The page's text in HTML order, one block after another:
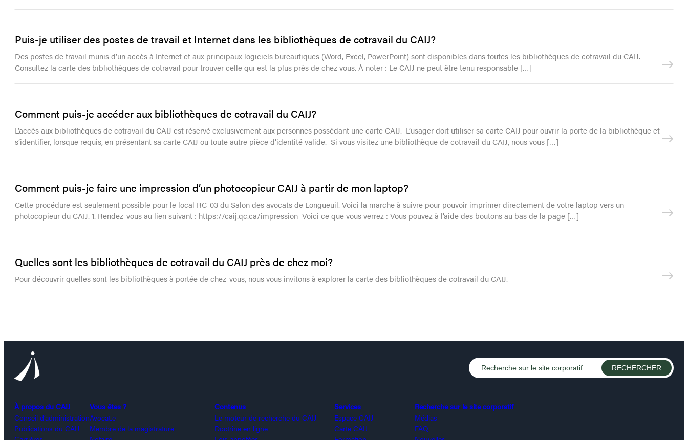
Puis-je utiliser des postes de travail et Internet dans les bibliothèques de cotravail du CAIJ?
Des postes de travail munis d’un accès à Internet et aux principaux logiciels bureautiques (Word, Excel, PowerPoint) sont disponibles dans toutes les bibliothèques de cotravail du CAIJ.
Consultez la carte des bibliothèques de cotravail pour trouver celle qui est la plus près de chez vous. À noter : Le CAIJ ne peut être tenu responsable […]
Comment puis-je accéder aux bibliothèques de cotravail du CAIJ?
L’accès aux bibliothèques de cotravail du CAIJ est réservé exclusivement aux personnes possédant une carte CAIJ. L’usager doit utiliser sa carte CAIJ pour ouvrir la porte de la bibliothèque et
s’identifier, lorsque requis, en présentant sa carte CAIJ ou toute autre pièce d’identité valide. Si vous visitez une bibliothèque de cotravail du CAIJ, nous vous […]
Comment puis-je faire une impression d’un photocopieur CAIJ à partir de mon laptop?
Cette procédure est seulement possible pour le local RC-03 du Salon des avocats de Longueuil. Voici la marche à suivre pour pouvoir imprimer directement de votre laptop vers un
photocopieur du CAIJ. 1. Rendez-vous au lien suivant : https://caij.qc.ca/impression Voici ce que vous verrez : Vous pouvez à l’aide des boutons au bas de la page […]
Quelles sont les bibliothèques de cotravail du CAIJ près de chez moi?
Pour découvrir quelles sont les bibliothèques à portée de chez-vous, nous vous invitons à explorer la carte des bibliothèques de cotravail du CAIJ.
À propos du CAIJ
Conseil d’administration
Publications du CAIJ
Vous êtes ?
Avocat.e
Membre de la magistrature
Contenus
Le moteur de recherche du CAIJ
Doctrine en ligne
Services
Espace CAIJ
Carte CAIJ
Recherche sur le site corporatif
Médias
FAQ